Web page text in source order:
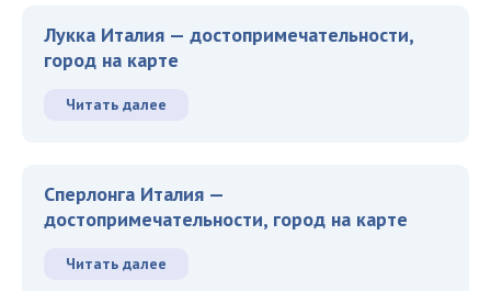
Лукка Италия — достопримечательности,
город на карте
Читать далее
Сперлонга Италия —
достопримечательности, город на карте
Читать далее